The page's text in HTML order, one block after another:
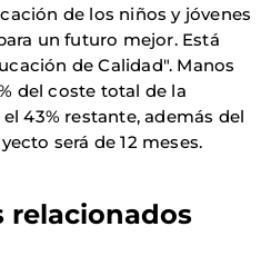
de los niños y jóvenes
un futuro mejor. Está
de Calidad". Manos
del coste total de la
43% restante, además del
será de 12 meses.
relacionados